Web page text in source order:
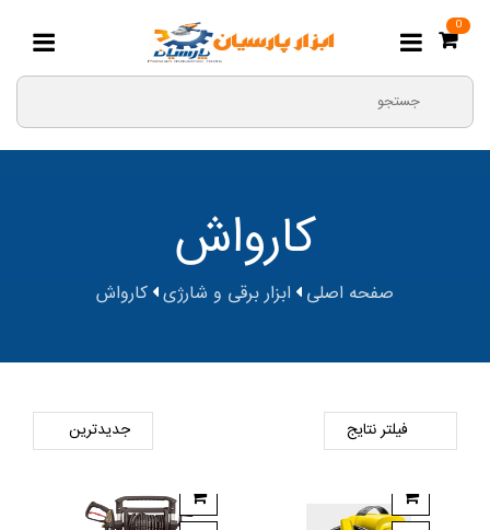
0
کارواش
صفحه اصلی ابزار برقی و شارژی کارواش
فیلتر نتایج